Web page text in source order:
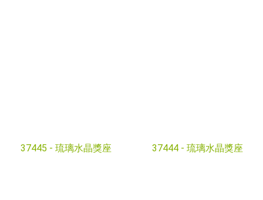
37445 - 琉璃水晶獎座 37444 - 琉璃水晶獎座